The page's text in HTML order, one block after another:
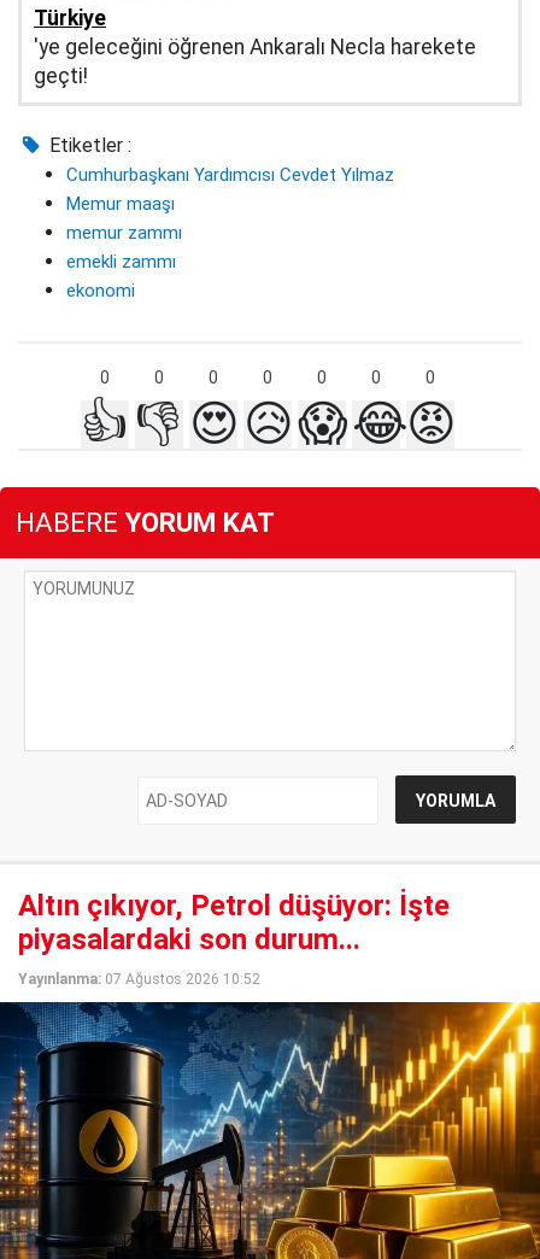
Türkiye
'ye geleceğini öğrenen Ankaralı Necla harekete
geçti!
Etiketler :
Cumhurbaşkanı Yardımcısı Cevdet Yılmaz
Memur maaşı
memur zammı
emekli zammı
ekonomi
0 0 0 0 0 0 0
👍 👎 😍😥😱😂😡
HABERE YORUM KAT
Altın çıkıyor, Petrol düşüyor: İşte
piyasalardaki son durum...
Yayınlanma: 07 Ağustos 2026 10:52